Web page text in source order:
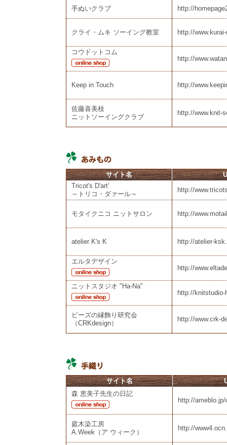
手ぬいクラブ
http://
クライ・ムキ ソーイング教室 http://
コウドットコム
http://
Keep in Touch http://
佐藤喜美枝
ニットソーイングクラブ
http://www.knit-
サイト名
Tricot's D'art'
～トリコ・ダァール～
http://
モタイクニコ ニットサロン http://
atelier K's K http://atelier-
エルタデザイン
http://
ニットスタジオ "Ha-Na"
http://knitstudio-
ビーズの縁飾り研究会
（CRKdesign）
http://www.crk-
サイト名
森 恵美子先生の日記
http://
庭木染工房
A.Week（ア ウィーク）
http://